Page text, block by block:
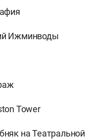
Ижминводы
Tower
на Театральной